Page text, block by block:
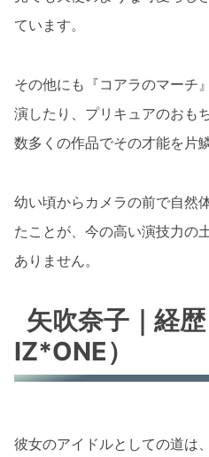
ています。
その他にも『コアラのマーチ
演したり、プリキュアのおも
数多くの作品でその才能を片
幼い頃からカメラの前で自然
たことが、今の高い演技力の
ありません。
矢吹奈子｜経
IZ*ONE）
彼女のアイドルとしての道は